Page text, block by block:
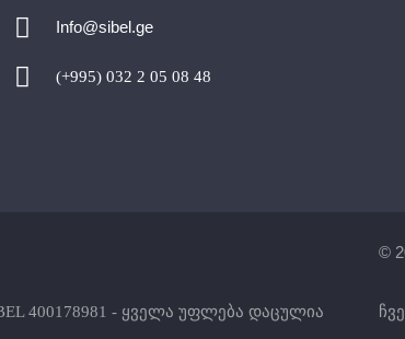
Info@sibel.ge
(+995) 032 2 05 08 48
400178981 - ყველა უფლება დაცულია
©